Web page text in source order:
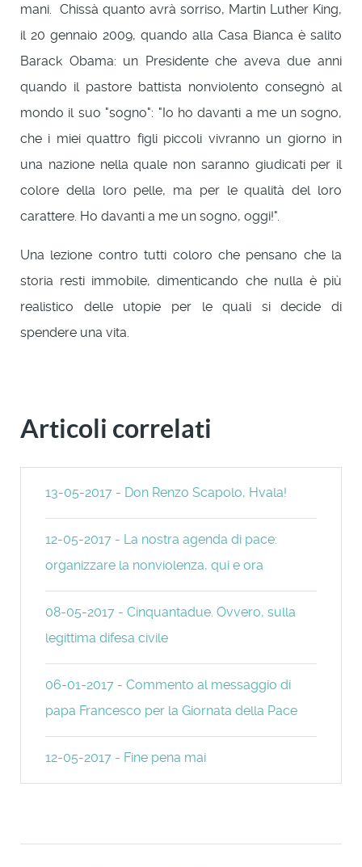
mani. Chissà quanto avrà sorriso, Martin Luther King,
il 20 gennaio 2009, quando alla Casa Bianca è salito
Barack Obama: un Presidente che aveva due anni
quando il pastore battista nonviolento consegnò al
mondo il suo "sogno": "Io ho davanti a me un sogno,
che i miei quattro figli piccoli vivranno un giorno in
una nazione nella quale non saranno giudicati per il
colore della loro pelle, ma per le qualità del loro
carattere. Ho davanti a me un sogno, oggi!".
Una lezione contro tutti coloro che pensano che la
storia resti immobile, dimenticando che nulla è più
realistico delle utopie per le quali si decide di
spendere una vita.
Articoli correlati
13-05-2017 - Don Renzo Scapolo, Hvala!
12-05-2017 - La nostra agenda di pace:
organizzare la nonviolenza, qui e ora
08-05-2017 - Cinquantadue. Ovvero, sulla
legittima difesa civile
06-01-2017 - Commento al messaggio di
papa Francesco per la Giornata della Pace
12-05-2017 - Fine pena mai